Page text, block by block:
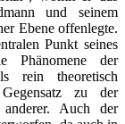
und seinem
Ebene offenlegte.
Punkt seines
Phänomene der
rein theoretisch
zu der
Auch der